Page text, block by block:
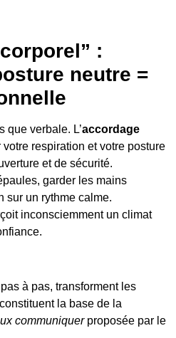
:
neutre =
que verbale. L’accordage
respiration et votre posture
et de sécurité.
garder les mains
sur un rythme calme.
inconsciemment un climat
à pas, transforment les
la base de la
communiquerproposée par le